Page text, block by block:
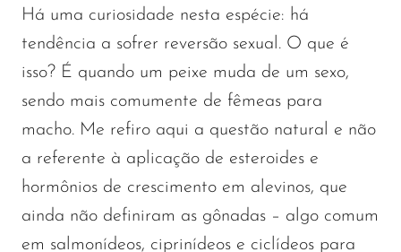
Há uma curiosidade nesta espécie: há
tendência a sofrer reversão sexual. O que é
isso? É quando um peixe muda de um sexo,
sendo mais comumente de fêmeas para
macho. Me refiro aqui a questão natural e não
a referente à aplicação de esteroides e
hormônios de crescimento em alevinos, que
ainda não definiram as gônadas – algo comum
em salmonídeos, ciprinídeos e ciclídeos para